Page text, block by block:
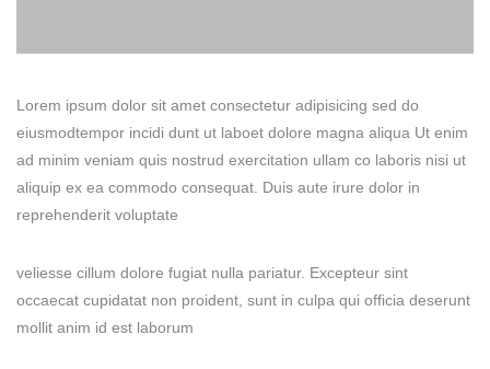
Lorem ipsum dolor sit amet consectetur adipisicing sed do
eiusmodtempor incidi dunt ut laboet dolore magna aliqua Ut enim
ad minim veniam quis nostrud exercitation ullam co laboris nisi ut
aliquip ex ea commodo consequat. Duis aute irure dolor in
reprehenderit voluptate
veliesse cillum dolore fugiat nulla pariatur. Excepteur sint
occaecat cupidatat non proident, sunt in culpa qui officia deserunt
mollit anim id est laborum